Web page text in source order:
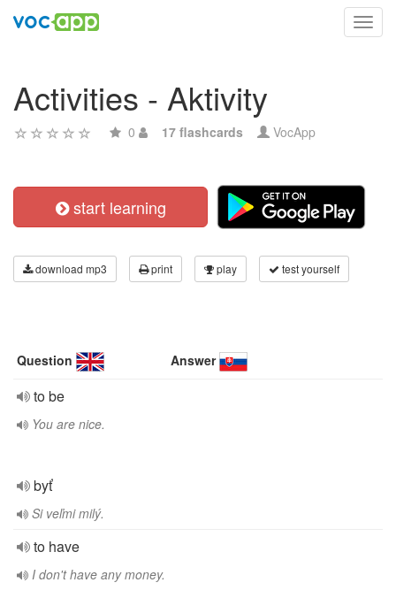
Activities - Aktivity
0 17 flashcards VocApp
start learning
download mp3 print play test yourself
Question Answer
to be
You are nice.
byť
Si veľmi milý.
to have
I don't have any money.